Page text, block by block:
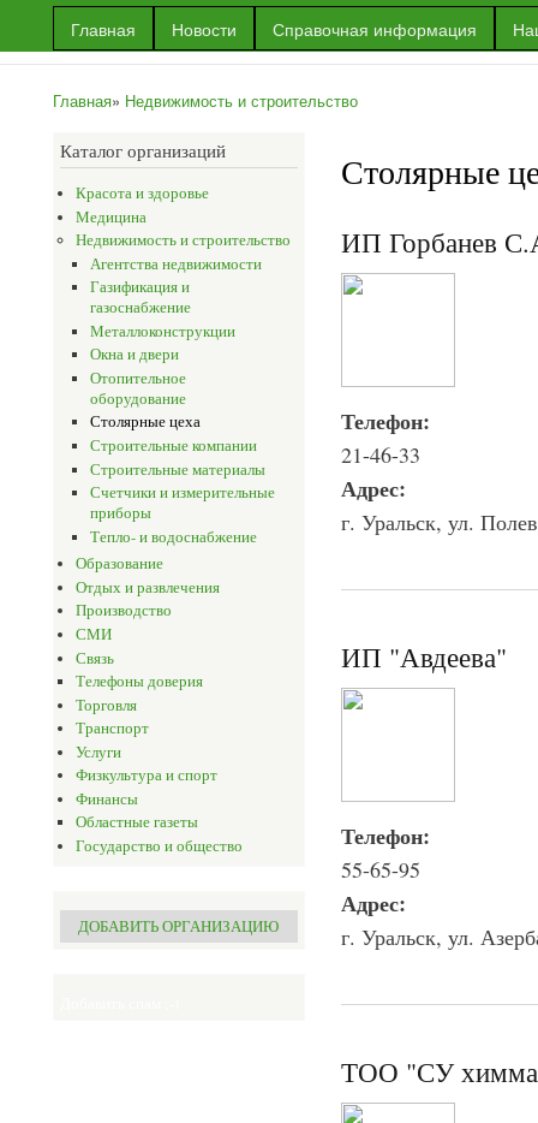
Главная Новости Справочная информация
Информационный
портал г.Уральска
Информация
и многое
Главная» Недвижимость и строительство
Каталог организаций
Красота и здоровье
Медицина
Недвижимость и строительство
Агентства недвижимости
Газификация и
газоснабжение
Металлоконструкции
Окна и двери
Отопительное
оборудование
Столярные цеха
Строительные компании
Строительные материалы
Счетчики и измерительные
приборы
Тепло- и водоснабжение
Образование
Отдых и развлечения
Производство
СМИ
Связь
Телефоны доверия
Торговля
Транспорт
Услуги
Физкультура и спорт
Финансы
Областные газеты
Государство и общество
ДОБАВИТЬ ОРГАНИЗАЦИЮ
Столярные
ИП Горбанев
Телефон:
21-46-33
Адрес:
г. Уральск, ул.
ИП "Авдеева"
Телефон:
55-65-95
Адрес:
г. Уральск, ул.
ТОО "СУ